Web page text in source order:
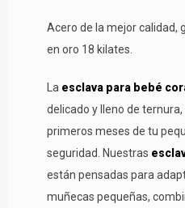
Acero de la mejor calidad,
en oro 18 kilates.
La esclava para bebé
delicado y lleno de
primeros meses de tu
seguridad. Nuestras
están pensadas para
muñecas pequeñas,